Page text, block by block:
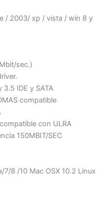
/ 2003/ xp / vista / win 8 y
sec.)
IDE y SATA
compatible
con ULRA
150MBIT/SEC
8 /10 Mac OSX 10.2 Linux